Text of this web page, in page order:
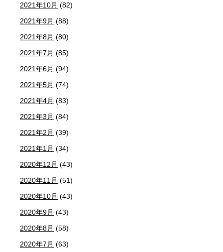
2021年10月 (82)
2021年9月 (88)
2021年8月 (80)
2021年7月 (85)
2021年6月 (94)
2021年5月 (74)
2021年4月 (83)
2021年3月 (84)
2021年2月 (39)
2021年1月 (34)
2020年12月 (43)
2020年11月 (51)
2020年10月 (43)
2020年9月 (43)
2020年8月 (58)
2020年7月 (63)